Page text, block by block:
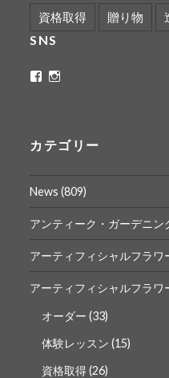
資格取得 贈り物
SNS
ritaflower.calligraphy
ロ
フ
ー
ル
を
Facebook
で
表
示
ロ
フ
ー
ル
を
Instagram
で
表
示
カテゴリー
News (809)
アンティーク・ガーデニン
アーティフィシャルフラワ
アーティフィシャルフラワ
オーダー (33)
体験レッスン (15)
資格取得(26)